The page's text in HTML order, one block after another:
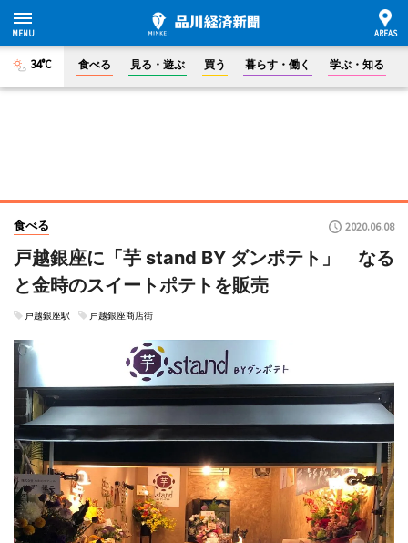
34°C 食べる 見る・遊ぶ 買う 暮らす・働く 学ぶ・知る
食べる 2020.06.08
戸越銀座に「芋 stand BY ダンポテト」 なる
と金時のスイートポテトを販売
戸越銀座駅 戸越銀座商店街